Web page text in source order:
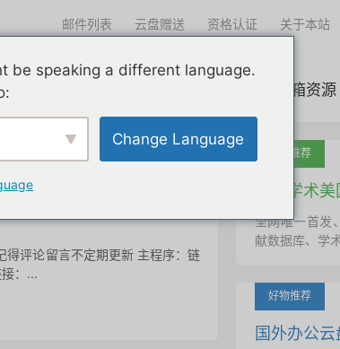
edu邮箱资源
邮件列表 云盘赠送 资格认证 关于本站
得评论留言不定期更新 主程序：链
：...
吐血推荐
国外学术
全网唯一首发
献数据库、学
好物推荐
国外办公
be speaking a different language.
Change Language